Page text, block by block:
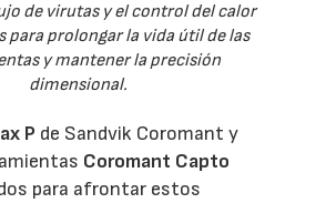
de virutas y el control del calor
para prolongar la vida útil de las
y mantener la precisión
dimensional.
P de Sandvik Coromant y
Coromant Capto
para afrontar estos